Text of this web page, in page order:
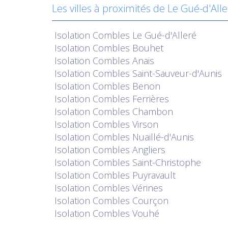
Les villes à proximités de Le Gué-
Isolation Combles Le Gué-d'Alleré
Isolation Combles Bouhet
Isolation Combles Anais
Isolation Combles Saint-Sauveur-d'Aunis
Isolation Combles Benon
Isolation Combles Ferrières
Isolation Combles Chambon
Isolation Combles Virson
Isolation Combles Nuaillé-d'Aunis
Isolation Combles Angliers
Isolation Combles Saint-Christophe
Isolation Combles Puyravault
Isolation Combles Vérines
Isolation Combles Courçon
Isolation Combles Vouhé